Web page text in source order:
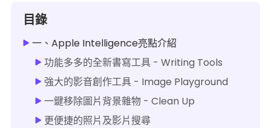
目錄
一、Apple Intelligence亮點介紹
功能多多的全新書寫工具 - Writing Tools
強大的影音創作工具 - Image Playground
一鍵移除圖片背景雜物 - Clean Up
更便捷的照片及影片搜尋